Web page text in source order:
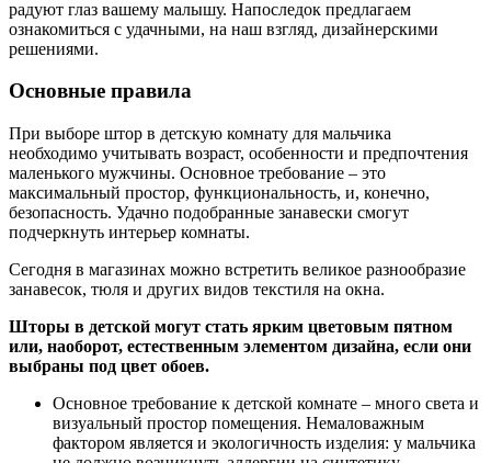
радуют глаз вашему малышу. Напоследок предлагаем
ознакомиться с удачными, на наш взгляд, дизайнерскими
решениями.
Основные правила
При выборе штор в детскую комнату для мальчика
необходимо учитывать возраст, особенности и предпочтения
маленького мужчины. Основное требование – это
максимальный простор, функциональность, и, конечно,
безопасность. Удачно подобранные занавески смогут
подчеркнуть интерьер комнаты.
Сегодня в магазинах можно встретить великое разнообразие
занавесок, тюля и других видов текстиля на окна.
Шторы в детской могут стать ярким цветовым пятном
или, наоборот, естественным элементом дизайна, если они
выбраны под цвет обоев.
Основное требование к детской комнате – много света и
визуальный простор помещения. Немаловажным
фактором является и экологичность изделия: у мальчика